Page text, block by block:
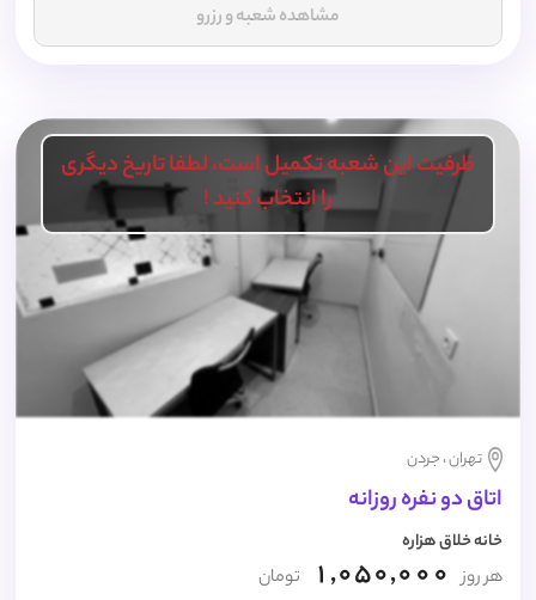
مشاهده شعبه و رزرو
ظرفیت این شعبه تکمیل است، لطفا تاریخ دیگری
را انتخاب کنید !
تهران ، جردن
اتاق دو نفره روزانه
خانه خلاق هزاره
هر روز 1,050,000 تومان